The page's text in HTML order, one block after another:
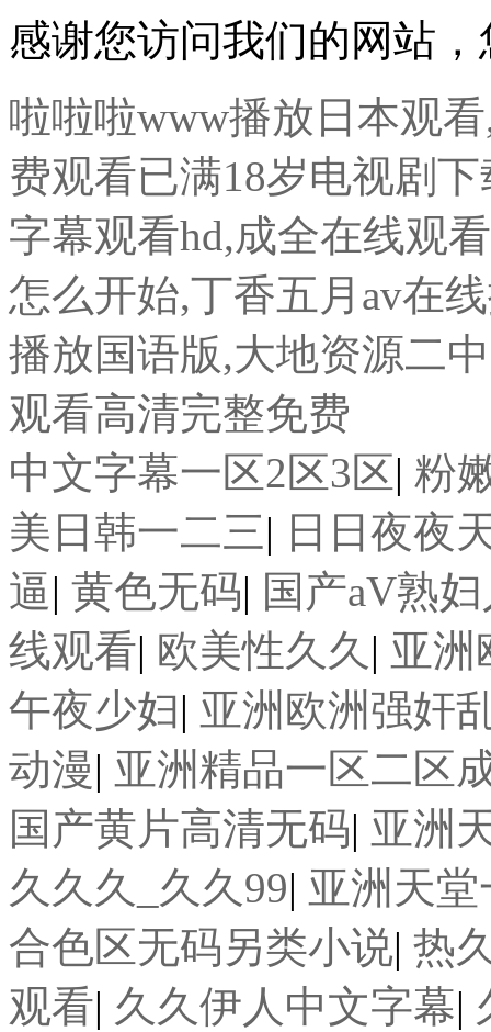
感谢您访问我们的网站
啦啦啦www播放日本观
费观看已满18岁电视剧
字幕观看hd,成全在线观
怎么开始,丁香五月av在
播放国语版,大地资源二
观看高清完整免费
中文字幕一区2区3区| 粉
美日韩一二三| 日日夜夜
逼| 黄色无码| 国产aV熟
线观看| 欧美性久久 | 亚洲
午夜少妇| 亚洲欧洲强奸
动漫| 亚洲精品一区二区
国产黄片高清无码| 亚洲
久久久_久久99| 亚洲天
合色区无码另类小说| 热
观看| 久久伊人中文字幕|